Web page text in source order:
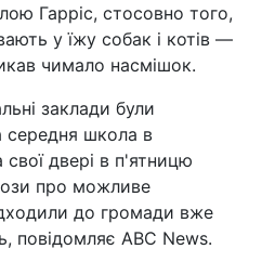
Гарріс, стосовно того,
у їжу собак і котів —
чимало насмішок.
заклади були
середня школа в
свої двері в п'ятницю
про можливе
до громади вже
повідомляє ABC News.